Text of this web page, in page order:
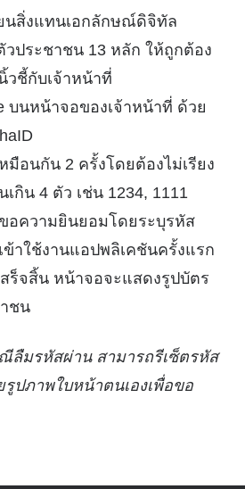
นสิ่งแทนเอกลักษณ์ดิจิทัล
วประชาชน 13 หลัก ให้ถูกต้อง
ชี้กับเจ้าหน้าที่
บนหน้าจอของเจ้าหน้าที่ ด้วย
มือนกัน 2 ครั้งโดยต้องไม่เรียง
กิน 4 ตัว เช่น 1234, 1111
อความยินยอมโดยระบุรหัส
ข้าใช้งานแอปพลิเคชันครั้งแรก
สร็จสิ้น หน้าจอจะแสดงรูปบัตร
ชน
ลืมรหัสผ่าน สามารถรีเซ็ตรหัส
ปภาพใบหน้าตนเองเพื่อขอ